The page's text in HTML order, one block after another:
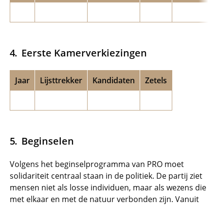
Eerste Kamerverkiezingen
Jaar Lijsttrekker Kandidaten Zetels
Beginselen
Volgens het beginselprogramma van PRO moet
solidariteit centraal staan in de politiek. De partij ziet
mensen niet als losse individuen, maar als wezens die
met elkaar en met de natuur verbonden zijn. Vanuit